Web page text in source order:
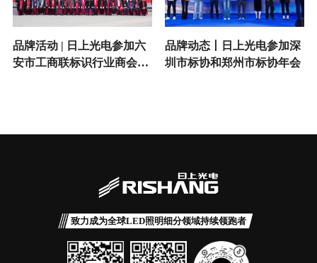
品牌活动 | 日上光电参加六
安市工商联标识行业商会会
品牌动态丨日上光电参加深
圳市标协和郑州市标协年会
致力成为全球LED照明细分领域持续领跑者